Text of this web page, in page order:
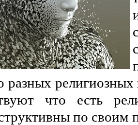
разных
что есть
по своим